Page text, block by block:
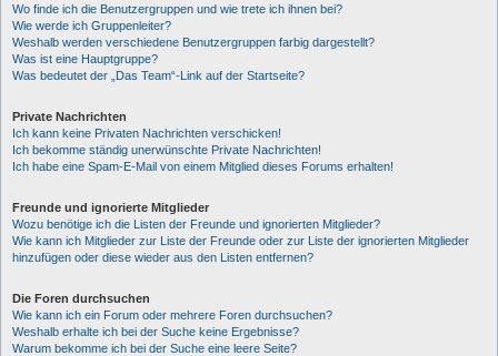
Wo finde ich die Benutzergruppen und wie trete ich ihnen bei?
Wie werde ich Gruppenleiter?
Weshalb werden verschiedene Benutzergruppen farbig dargestellt?
Was ist eine Hauptgruppe?
Was bedeutet der „Das Team“-Link auf der Startseite?
Private Nachrichten
Ich kann keine Privaten Nachrichten verschicken!
Ich bekomme ständig unerwünschte Private Nachrichten!
Ich habe eine Spam-E-Mail von einem Mitglied dieses Forums erhalten!
Freunde und ignorierte Mitglieder
Wozu benötige ich die Listen der Freunde und ignorierten Mitglieder?
Wie kann ich Mitglieder zur Liste der Freunde oder zur Liste der ignorierten Mitglieder
hinzufügen oder diese wieder aus den Listen entfernen?
Die Foren durchsuchen
Wie kann ich ein Forum oder mehrere Foren durchsuchen?
Weshalb erhalte ich bei der Suche keine Ergebnisse?
Warum bekomme ich bei der Suche eine leere Seite?